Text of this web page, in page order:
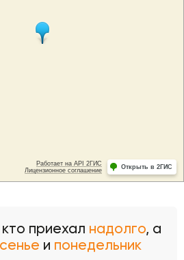
приехал надолго, а
и понедельник